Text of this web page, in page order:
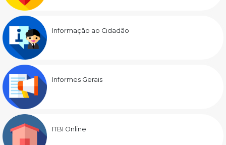
Informação ao Cidadão
Informes Gerais
ITBI Online